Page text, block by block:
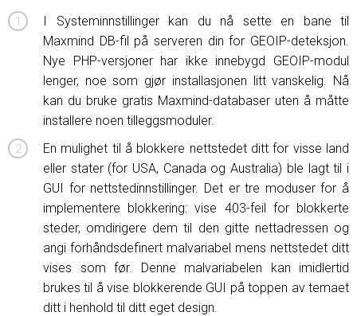
I Systeminnstillinger kan du nå sette en bane til
Maxmind DB-fil på serveren din for GEOIP-deteksjon.
Nye PHP-versjoner har ikke innebygd GEOIP-modul
lenger, noe som gjør installasjonen litt vanskelig. Nå
kan du bruke gratis Maxmind-databaser uten å måtte
installere noen tilleggsmoduler.
En mulighet til å blokkere nettstedet ditt for visse land
eller stater (for USA, Canada og Australia) ble lagt til i
GUI for nettstedinnstillinger. Det er tre moduser for å
implementere blokkering: vise 403-feil for blokkerte
steder, omdirigere dem til den gitte nettadressen og
angi forhåndsdefinert malvariabel mens nettstedet ditt
vises som før. Denne malvariabelen kan imidlertid
brukes til å vise blokkerende GUI på toppen av temaet
ditt i henhold til ditt eget design.